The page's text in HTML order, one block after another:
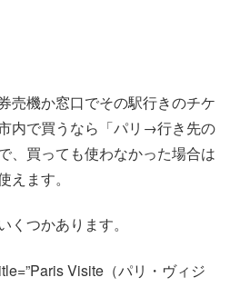
売機か窓口でその駅行きのチケ
内で買うなら「パリ→行き先の
、買っても使わなかった場合は
ます。
くつかあります。
Visite（パリ・ヴィジ